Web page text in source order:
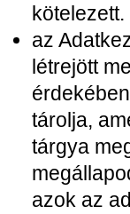
kötelezett.
az
létrejött
tárolja,
tárgya
azok az